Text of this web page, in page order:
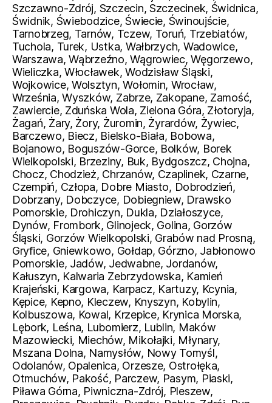
Szczawno-Zdrój, Szczecin, Szczecinek, Świdnica,
Świdnik, Świebodzice, Świecie, Świnoujście,
Tarnobrzeg, Tarnów, Tczew, Toruń, Trzebiatów,
Tuchola, Turek, Ustka, Wałbrzych, Wadowice,
Warszawa, Wąbrzeźno, Wągrowiec, Węgorzewo,
Wieliczka, Włocławek, Wodzisław Śląski,
Wojkowice, Wolsztyn, Wołomin, Wrocław,
Września, Wyszków, Zabrze, Zakopane, Zamość,
Zawiercie, Zduńska Wola, Zielona Góra, Złotoryja,
Żagań, Żary, Żory, Żuromin, Żyrardów, Żywiec,
Barczewo, Biecz, Bielsko-Biała, Bobowa,
Bojanowo, Boguszów-Gorce, Bolków, Borek
Wielkopolski, Brzeziny, Buk, Bydgoszcz, Chojna,
Chocz, Chodzież, Chrzanów, Czaplinek, Czarne,
Czempiń, Człopa, Dobre Miasto, Dobrodzień,
Dobrzany, Dobczyce, Dobiegniew, Drawsko
Pomorskie, Drohiczyn, Dukla, Działoszyce,
Dynów, Frombork, Glinojeck, Golina, Gorzów
Śląski, Gorzów Wielkopolski, Grabów nad Prosną,
Gryfice, Gniewkowo, Gołdap, Górzno, Jabłonowo
Pomorskie, Jadów, Jedwabne, Jordanów,
Kałuszyn, Kalwaria Zebrzydowska, Kamień
Krajeński, Kargowa, Karpacz, Kartuzy, Kcynia,
Kępice, Kepno, Kleczew, Knyszyn, Kobylin,
Kolbuszowa, Kowal, Krzepice, Krynica Morska,
Lębork, Leśna, Lubomierz, Lublin, Maków
Mazowiecki, Miechów, Mikołajki, Młynary,
Mszana Dolna, Namysłów, Nowy Tomyśl,
Odolanów, Opalenica, Orzesze, Ostrołęka,
Otmuchów, Pakość, Parczew, Pasym, Piaski,
Piława Górna, Piwniczna-Zdrój, Pleszew,